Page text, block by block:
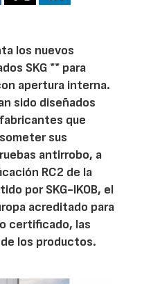
los nuevos
SKG ** para
apertura interna.
sido diseñados
que
sus
antirrobo, a
RC2 de la
por SKG-IKOB, el
acreditado para
certificado, las
los productos.